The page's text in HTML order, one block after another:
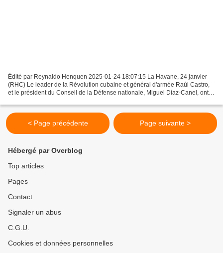
Édité par Reynaldo Henquen 2025-01-24 18:07:15 La Havane, 24 janvier
(RHC) Le leader de la Révolution cubaine et général d'armée Raúl Castro,
et le président du Conseil de la Défense nationale, Miguel Díaz-Canel, ont
< Page précédente Page suivante >
Hébergé par Overblog
Top articles
Pages
Contact
Signaler un abus
C.G.U.
Cookies et données personnelles